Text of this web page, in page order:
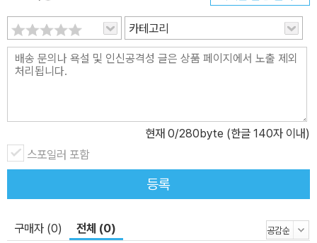
한다. 이러한 일상들이 킨포크의 소재다. 킨포크는 이처럼 삶을 아름
답게 만드는 순간들에 주목한다. 킨포크 vol.22의 주제는 ‘성공’이다.
성공은 단순히 목표 지점이 아니라 새로운 시작이고 또 다른 문제들
이 자리 잡고 있는 것일지도 모른다. 이번 호에서는 각자의 분야에서
통성이나 대화의 기술과 같이 성공에 필요한 요소들을 다룬다. 특히
새롭게 구성한 디자인은 킨포크 애독자들에게 신선한 흥미를 선사할
것이다. 삶의 핵심 가치에 대한 사려 깊은 시각을 지니고 다양한 목소
리를 담고 소중한 것을 깊이 생각하는 킨포크의 여정은 계속된다.
카테고리
현재 0/280byte (한글 140자 이내)
스포일러 포함
등록
구매자 (0) 전체 (0)